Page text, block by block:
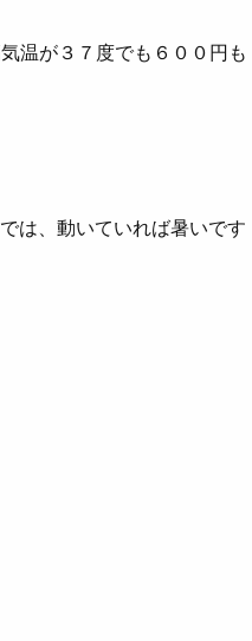
温が３７度でも６００円も
は、動いていれば暑いです